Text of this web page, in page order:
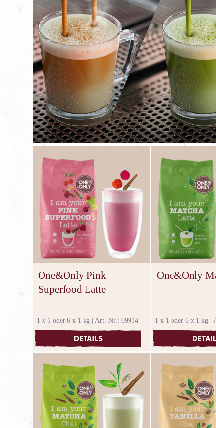
One&Only Pink
Superfood Latte
1 x 1 oder 6 x 1 kg | Art.-Nr.: 09914
One&Only
1 x 1 oder 6 x 1 kg |